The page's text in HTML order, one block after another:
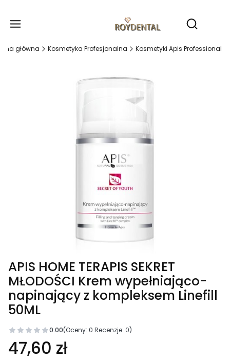
Otwórz
główna Kosmetyka Profesjonalna Kosmetyki Apis Professional
APIS HOME TERAPIS SEKRET
MŁODOŚCI Krem wypełniająco-
napinający z kompleksem Linefill
50ML
0.00(Oceny: 0 Recenzje: 0)
47,60 zł